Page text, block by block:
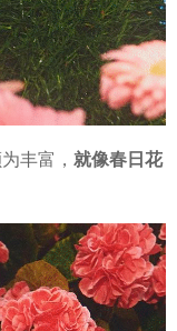
丰富， 就像春日花